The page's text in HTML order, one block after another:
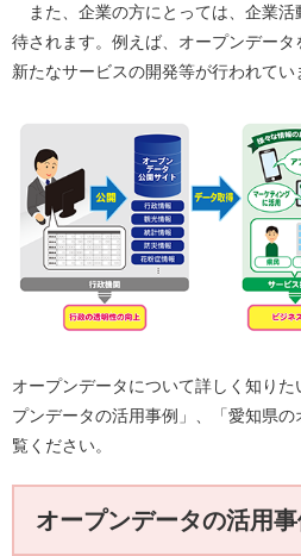
また、企業の方にとっては、企業活
待されます。例えば、オープンデー
新たなサービスの開発等が行われてい
オープンデータについて詳しく知り
プンデータの活用事例」、「愛知県
覧ください。
オープンデータの活用事